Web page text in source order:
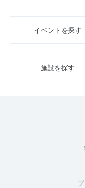
イベントを探す
施設を探す